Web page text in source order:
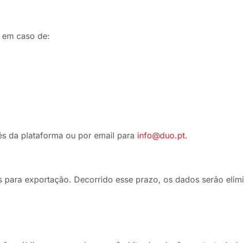
caso de:
da plataforma ou por email para info@duo.pt.
exportação. Decorrido esse prazo, os dados serão